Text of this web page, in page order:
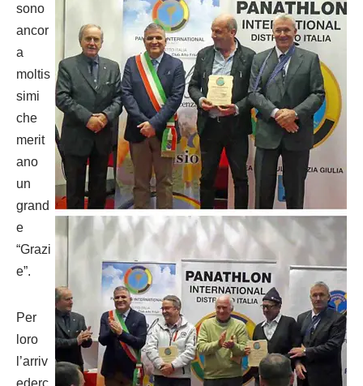
sono
ancor
a
moltis
simi
che
merit
ano
un
grand
e
“Grazi
e”.
Per
loro
l’arriv
ederc